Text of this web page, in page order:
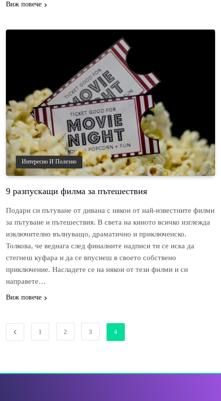
Виж повече
Интересно И Полезно
9 разпускащи филма за пътешествия
Подари си пътуване от дивана с някои от най-известните филми
за пътуване и пътешествия. В света на киното всичко изглежда
изключително вълнуващо, драматично и приключенско.
Толкова, че веднага след финалните надписи ти се иска да
стегнеш куфара и да се впуснеш в своето собствено
приключение. Насладете се на някои от тези филми и си
направете…
Виж повече
1 2 3 4